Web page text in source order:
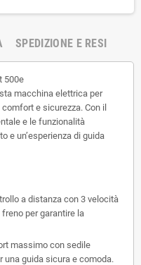
SPEDIZIONE E RESI
500e
macchina elettrica per
e sicurezza. Con il
e le funzionalità
e un’esperienza di guida
a distanza con 3 velocità
per garantire la
massimo con sedile
una guida sicura e comoda.